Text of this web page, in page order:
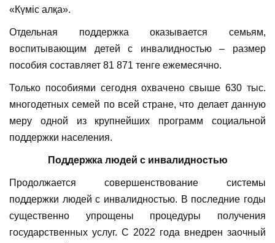
«Күміс алқа».
Отдельная поддержка оказывается семьям,
воспитывающим детей с инвалидностью – размер
пособия составляет 81 871 тенге ежемесячно.
Только пособиями сегодня охвачено свыше 630 тыс.
многодетных семей по всей стране, что делает данную
меру одной из крупнейших программ социальной
поддержки населения.
Поддержка людей с инвалидностью
Продолжается совершенствование системы
поддержки людей с инвалидностью. В последние годы
существенно упрощены процедуры получения
государственных услуг. С 2022 года внедрен заочный